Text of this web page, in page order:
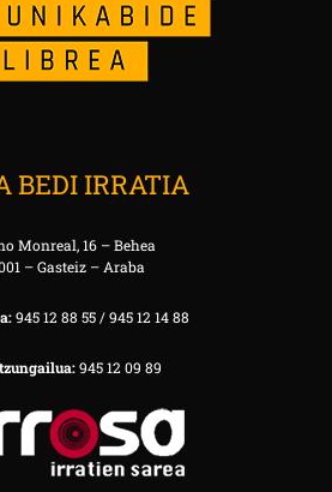
BEDI IRRATIA
Monreal, 16 – Behea
– Gasteiz – Araba
945 12 88 55 / 945 12 14 88
945 12 09 89